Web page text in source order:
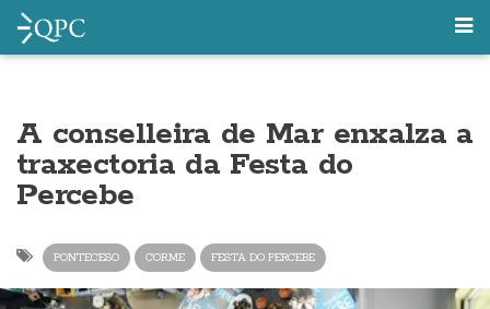
A conselleira de Mar enxalza a
traxectoria da Festa do
Percebe
PONTECESO CORME FESTA DO PERCEBE